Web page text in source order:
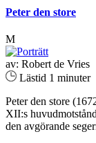
Peter den store
M
av: Robert de Vries
Lästid 1 minuter
Peter den store
XII:s
den avgörande